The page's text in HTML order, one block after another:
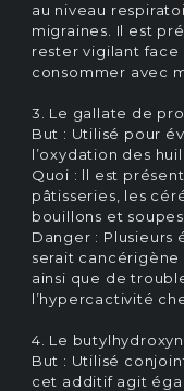
au niveau
migraines. Il est
rester vigilant face
consommer avec
3. Le gallate de
But : Utilisé pour
l’oxydation des
Quoi : ll est
pâtisseries, les
bouillons et soupes
Danger : Plusieurs
serait cancérigène
ainsi que de
l’hypercactivité
4. Le
But : Utilisé
cet additif agit